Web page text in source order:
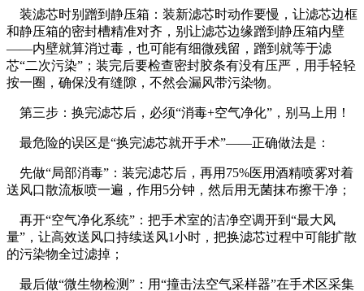
装滤芯时别蹭到静压箱：装新滤芯时动作要慢，让滤芯边框
和静压箱的密封槽精准对齐，别让滤芯边缘蹭到静压箱内壁
——内壁就算消过毒，也可能有细微残留，蹭到就等于滤
芯“二次污染”；装完后要检查密封胶条有没有压严，用手轻轻
按一圈，确保没有缝隙，不然会漏风带污染物。
第三步：换完滤芯后，必须“消毒+空气净化”，别马上用！
最危险的误区是“换完滤芯就开手术”——正确做法是：
先做“局部消毒”：装完滤芯后，再用75%医用酒精喷雾对着
送风口散流板喷一遍，作用5分钟，然后用无菌抹布擦干净；
再开“空气净化系统”：把手术室的洁净空调开到“最大风
量”，让高效送风口持续送风1小时，把换滤芯过程中可能扩散
的污染物全过滤掉；
最后做“微生物检测”：用“撞击法空气采样器”在手术区采集